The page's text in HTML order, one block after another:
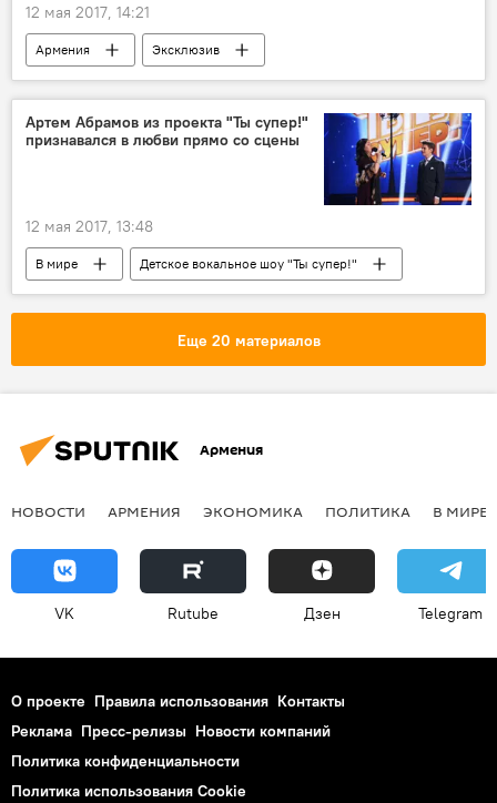
12 мая 2017, 14:21
Армения
Эксклюзив
Леонид Гелиптерман
вино
виноделие
Артем Абрамов из проекта "Ты супер!"
признавался в любви прямо со сцены
12 мая 2017, 13:48
В мире Детское вокальное шоу "Ты супер!"
Еще 20 материалов
Армения
НОВОСТИ АРМЕНИЯ ЭКОНОМИКА ПОЛИТИКА В МИРЕ
VK Rutube Дзен Telegram
О проекте Правила использования Контакты
Реклама Пресс-релизы Новости компаний
Политика конфиденциальности
Политика использования Cookie